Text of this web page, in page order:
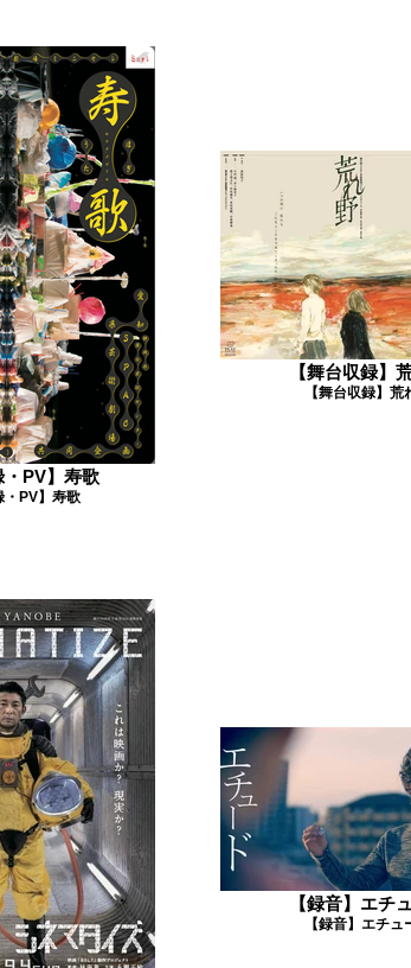
・PV】寿歌
・PV】寿歌
【舞台収録】
【舞台収録】荒
【録音】エチ
【録音】エチュ